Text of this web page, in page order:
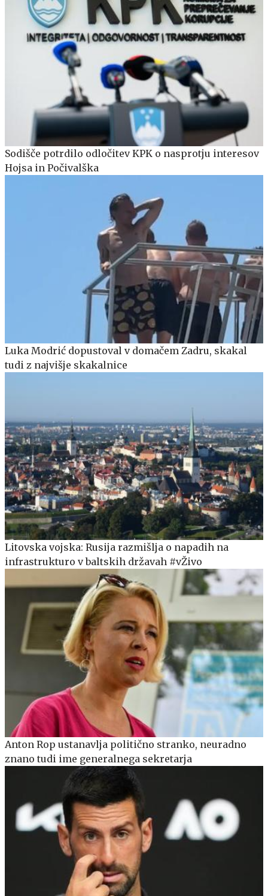
Sodišče potrdilo odločitev KPK o nasprotju interesov
Hojsa in Počivalška
Luka Modrić dopustoval v domačem Zadru, skakal
tudi z najvišje skakalnice
Litovska vojska: Rusija razmišlja o napadih na
infrastrukturo v baltskih državah #vŽivo
Anton Rop ustanavlja politično stranko, neuradno
znano tudi ime generalnega sekretarja